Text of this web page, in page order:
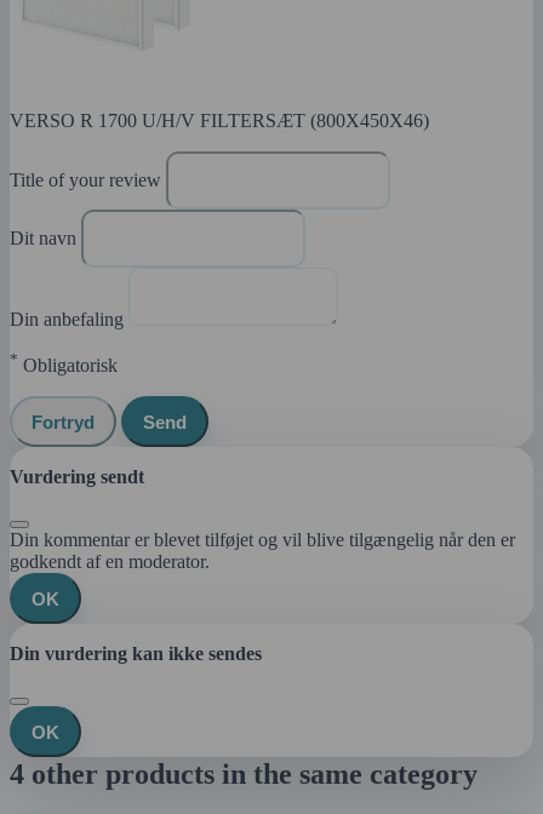
VERSO R 1700 U/H/V FILTERSÆT (800X450X46)
Title of your review
Dit navn
Din anbefaling
* Obligatorisk
Fortryd Send
Vurdering sendt
Din kommentar er blevet tilføjet og vil blive tilgængelig når den er
godkendt af en moderator.
OK
Din vurdering kan ikke sendes
OK
4 other products in the same category